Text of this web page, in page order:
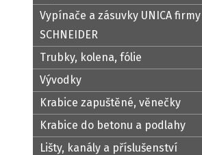
Vypínače a zásuvky UNICA firmy
SCHNEIDER
Trubky, kolena, fólie
Vývodky
Krabice zapuštěné, věnečky
Krabice do betonu a podlahy
Lišty, kanály a příslušenství